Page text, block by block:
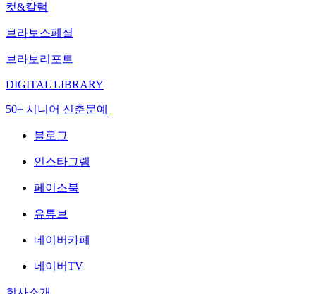
컷&칼럼
브라보스페셜
브라보리포트
DIGITAL LIBRARY
50+ 시니어 신춘문예
블로그
인스타그램
페이스북
유튜브
네이버카페
네이버TV